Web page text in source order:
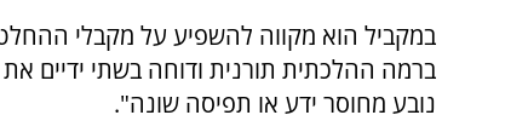
במקביל הוא מקווה להשפיע על מקבלי
ברמה ההלכתית תורנית ודוחה בשתי ידיים
נובע מחוסר ידע או תפיסה שונה".